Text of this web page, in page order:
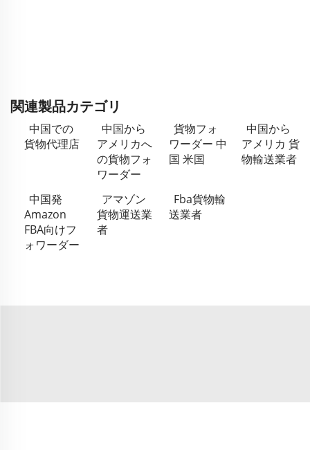
関連製品カテゴリ
中国での
貨物代理店
中国から
アメリカへ
の貨物フォ
ワーダー
貨物フォ
ワーダー 中
国 米国
中国から
アメリカ 貨
物輸送業者
中国発
Amazon
FBA向けフ
ォワーダー
アマゾン
貨物運送業
者
Fba貨物輸
送業者